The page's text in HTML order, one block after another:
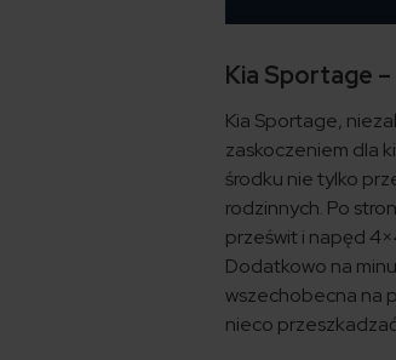
Kia Sportage
Kia Sportage,
zaskoczeniem dla
środku nie tylko
rodzinnych. Po
prześwit i napęd
Dodatkowo na
wszechobecna na
nieco